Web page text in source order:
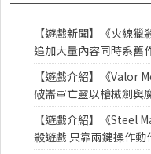
【遊戲新聞】《火線
追加大量內容同時系舊
【遊戲介紹】《Valor
破崙軍亡靈以槍械劍與
【遊戲介紹】《Steel
殺遊戲 只靠兩鍵操作